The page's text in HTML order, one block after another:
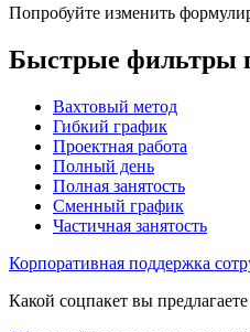
Попробуйте изменить
Быстрые фильтры
Вахтовый метод
Гибкий график
Проектная работа
Полный день
Полная занятость
Сменный график
Частичная занятость
Корпоративная поддержка
Какой соцпакет вы